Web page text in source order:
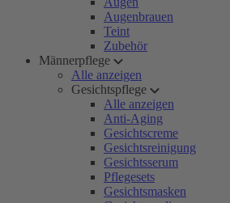
Augenbrauen
Teint
Zubehör
Männerpflege
Alle anzeigen
Gesichtspflege
Alle anzeigen
Anti-Aging
Gesichtscreme
Gesichtsreinigung
Gesichtsserum
Pflegesets
Gesichtsmasken